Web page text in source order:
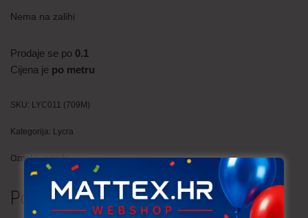
Nema na zalihi
Prodaje se po 0.1
Cijena je po metru
SKU: LYC011 (709M)
Kategorija: Lycra
Oznaka:cvijeće
Povezani proizvodi